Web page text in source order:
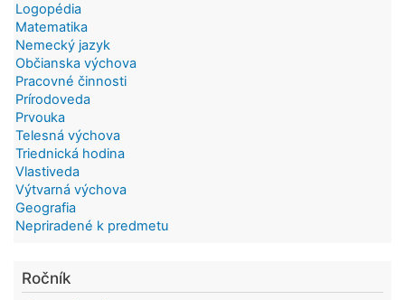
Logopédia
Matematika
Nemecký jazyk
Občianska výchova
Pracovné činnosti
Prírodoveda
Prvouka
Telesná výchova
Triednická hodina
Vlastiveda
Výtvarná výchova
Geografia
Nepriradené k predmetu
Ročník